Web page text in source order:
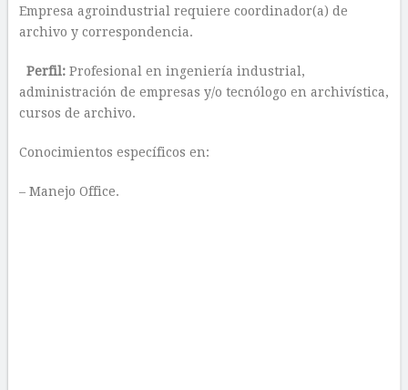
Empresa agroindustrial requiere coordinador(a) de
archivo y correspondencia.
Perfil: Profesional en ingeniería industrial,
administración de empresas y/o tecnólogo en archivística,
cursos de archivo.
Conocimientos específicos en:
– Manejo Office.